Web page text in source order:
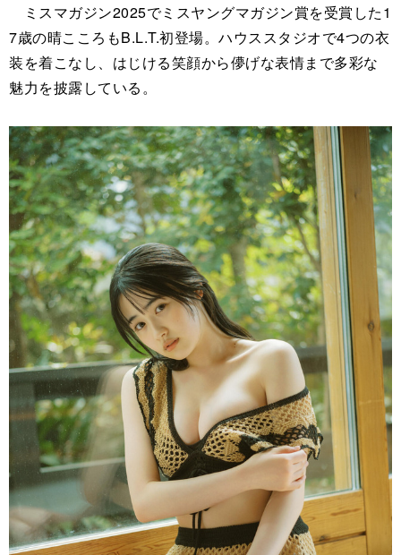
ミスマガジン2025でミスヤングマガジン賞を受賞した1
7歳の晴こころもB.L.T.初登場。ハウススタジオで4つの衣
装を着こなし、はじける笑顔から儚げな表情まで多彩な
魅力を披露している。